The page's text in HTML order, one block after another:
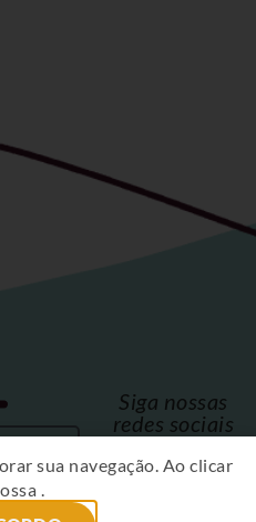
Siga nossas
redes sociais
sua navegação. Ao clicar
.